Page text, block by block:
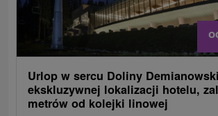
Urlop w sercu Doliny
ekskluzywnej lokalizacji hotelu,
metrów od kolejki linowej